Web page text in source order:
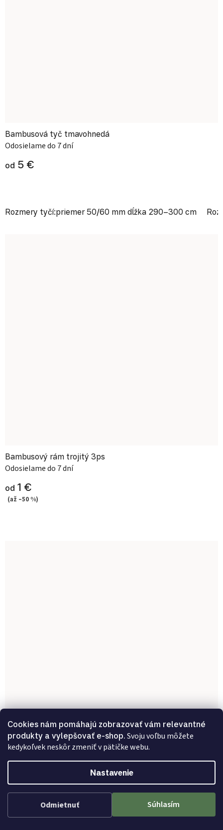
Cookies nám pomáhajú zobrazovať vám relevantné
produkty a vylepšovať e-shop. Svoju voľbu môžete
kedykoľvek neskôr zmeniť v pätičke webu.
Nastavenie
Odmietnuť Súhlasím
Bambusová tyč tmavohnedá
Odosielame do 7 dní
od 5 €
Rozmery tyčí:priemer 50/60 mm dĺžka 290–300 cm
Bambusový rám trojitý 3ps
Odosielame do 7 dní
od 1 €
(až –50 %)
Kompletná obývacia zostava VALENTINA
Odosielame do 7-14 prac. dní
443 €